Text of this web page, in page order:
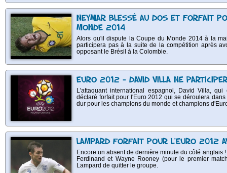
NEYMAR BLESSÉ AU DOS ET FORFAIT
MONDE 2014
Alors qu'il dispute la Coupe du Monde 2014 à la
participera pas à la suite de la compétition après
opposant le Brésil à la Colombie.
EURO 2012 - DAVID VILLA NE
L'attaquant international espagnol, David Villa,
déclaré forfait pour l'Euro 2012 qui se déroulera
dur pour les champions du monde et champions
LAMPARD FORFAIT POUR L'EURO 2012
Encore un absent de dernière minute du côté anglais
Ferdinand et Wayne Rooney (pour le premier
Lampard de quitter le groupe.